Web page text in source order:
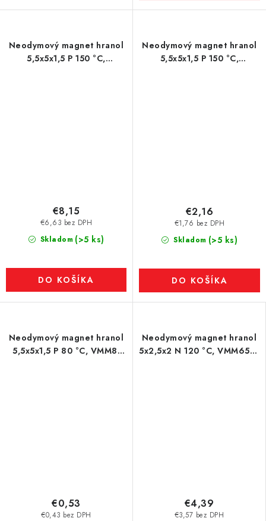
Neodymový magnet hranol
5,5x5x1,5 P 150 °C,
Skladom (>5 ks)
€6,63 bez DPH
€8,15
DO KOŠÍKA
Neodymový magnet hranol
5,5x5x1,5 P 150 °C,
Skladom (>5 ks)
€1,76 bez DPH
€2,16
DO KOŠÍKA
Neodymový magnet hranol
5,5x5x1,5 P 80 °C, VMM8-
€0,43 bez DPH
€0,53
Neodymový magnet hranol
5x2,5x2 N 120 °C, VMM65H-
€3,57 bez DPH
€4,39